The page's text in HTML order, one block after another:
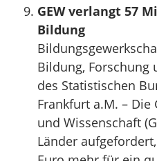
GEW verlangt 57
Bildung
Bildung, Forschung
des Statistischen
Frankfurt a.M. – Die
und Wissenschaft
Länder